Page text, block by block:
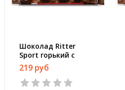
Шоколад Ritter
Sport горький с
цельным лесным
орехом 100 г
219 руб